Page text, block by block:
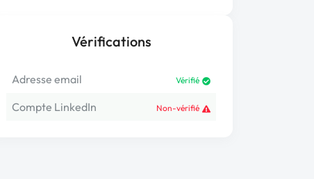
Vérifications
Adresse email Vérifié
Compte LinkedIn Non-vérifié